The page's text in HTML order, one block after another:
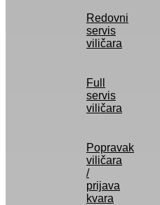
Redovni
servis
viličara
Full
servis
viličara
Popravak
viličara
/
prijava
kvara